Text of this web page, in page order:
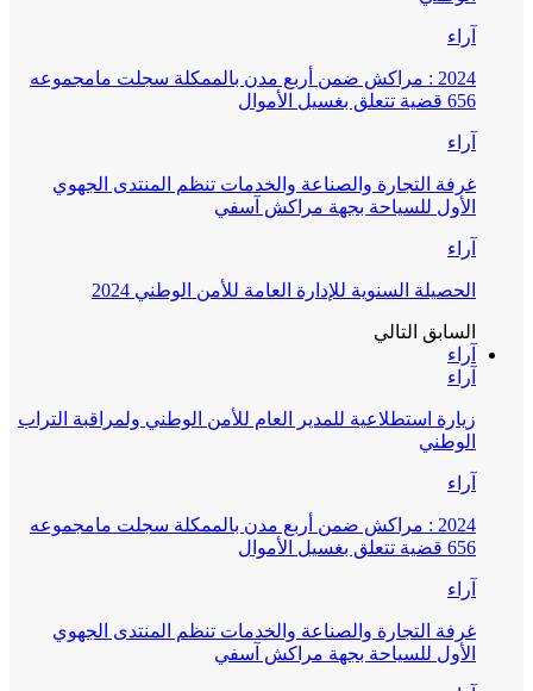
آراء
2024 : مراكش ضمن أربع مدن بالممكلة سجلت مامجموعه
656 قضية تتعلق بغسيل الأموال
آراء
غرفة التجارة والصناعة والخدمات تنظم المنتدى الجهوي
الأول للسياحة بجهة مراكش آسفي
آراء
الحصيلة السنوية للإدارة العامة للأمن الوطني 2024
السابق التالي
آراء
آراء
زيارة استطلاعية للمدير العام للأمن الوطني ولمراقبة التراب
الوطني
آراء
2024 : مراكش ضمن أربع مدن بالممكلة سجلت مامجموعه
656 قضية تتعلق بغسيل الأموال
آراء
غرفة التجارة والصناعة والخدمات تنظم المنتدى الجهوي
الأول للسياحة بجهة مراكش آسفي